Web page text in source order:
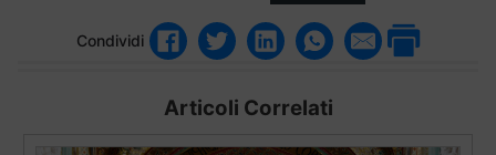
Condividi
Articoli Correlati